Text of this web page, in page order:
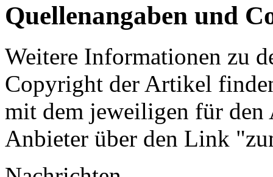
Quellenangaben und
Weitere Informationen zu
Copyright der Artikel
mit dem jeweiligen für
Anbieter über den Link